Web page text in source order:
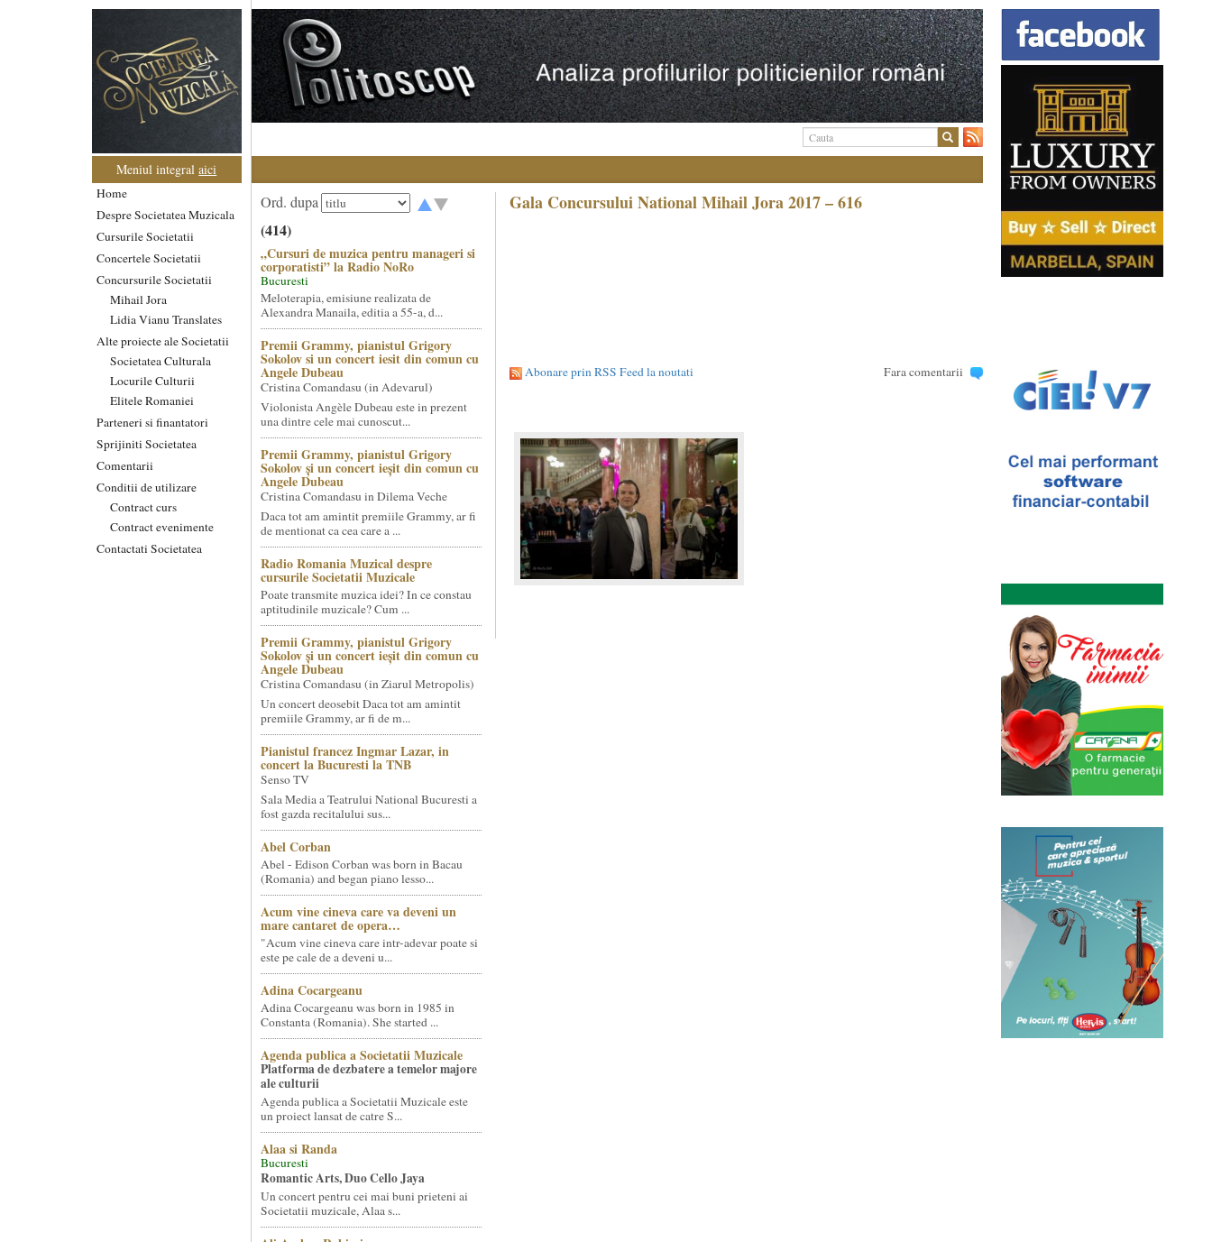
Meniul integralaici
Home
Despre Societatea Muzicala
Cursurile Societatii
Concertele Societatii
Concursurile Societatii
Mihail Jora
Lidia Vianu Translates
Alte proiecte ale Societatii
Societatea Culturala
Locurile Culturii
Elitele Romaniei
Parteneri si finantatori
Sprijiniti Societatea
Comentarii
Conditii de utilizare
Contract curs
Contract evenimente
Contactati Societatea
Ord. dupa
(414)
„Cursuri de muzica pentru manageri si
corporatisti” la Radio NoRo
Bucuresti
Meloterapia, emisiune realizata de
Alexandra Manaila, editia a 55-a, d...
Premii Grammy, pianistul Grigory
Sokolov si un concert iesit din comun cu
Angele Dubeau
Cristina Comandasu (in Adevarul)
Violonista Angèle Dubeau este in prezent
una dintre cele mai cunoscut...
Premii Grammy, pianistul Grigory
Sokolov și un concert ieșit din comun cu
Angele Dubeau
Cristina Comandasu in Dilema Veche
Daca tot am amintit premiile Grammy, ar fi
de mentionat ca cea care a ...
Radio Romania Muzical despre
cursurile Societatii Muzicale
Poate transmite muzica idei? In ce constau
aptitudinile muzicale? Cum ...
Premii Grammy, pianistul Grigory
Sokolov și un concert ieșit din comun cu
Angele Dubeau
Cristina Comandasu (in Ziarul Metropolis)
Un concert deosebit Daca tot am amintit
premiile Grammy, ar fi de m...
Pianistul francez Ingmar Lazar, in
concert la Bucuresti la TNB
Senso TV
Sala Media a Teatrului National Bucuresti a
fost gazda recitalului sus...
Abel Corban
Abel - Edison Corban was born in Bacau
(Romania) and began piano lesso...
Acum vine cineva care va deveni un
mare cantaret de opera…
"Acum vine cineva care intr-adevar poate si
este pe cale de a deveni u...
Adina Cocargeanu
Adina Cocargeanu was born in 1985 in
Constanta (Romania). She started ...
Agenda publica a Societatii Muzicale
Platforma de dezbatere a temelor majore
ale culturii
Agenda publica a Societatii Muzicale este
un proiect lansat de catre S...
Alaa si Randa
Bucuresti
Romantic Arts, Duo Cello Jaya
Un concert pentru cei mai buni prieteni ai
Societatii muzicale, Alaa s...
Gala Concursului National Mihail Jora 2017 – 616
Abonare prin RSS Feed la noutati Fara comentarii